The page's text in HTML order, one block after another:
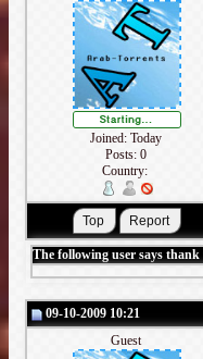
Joined: Today
Posts: 0
Country:
The following user says
09-10-2009 10:21
Guest